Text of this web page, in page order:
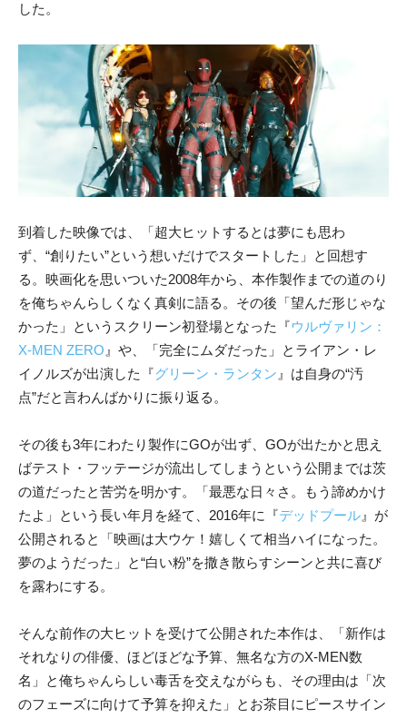
した。
到着した映像では、「超大ヒットするとは夢にも思わ
ず、“創りたい”という想いだけでスタートした」と回想す
る。映画化を思いついた2008年から、本作製作までの道のり
を俺ちゃんらしくなく真剣に語る。その後「望んだ形じゃな
かった」というスクリーン初登場となった『ウルヴァリン：
X-MEN ZERO 』や、「完全にムダだった」とライアン・レ
イノルズが出演した『グリーン・ランタン 』は自身の“汚
点”だと言わんばかりに振り返る。
その後も3年にわたり製作にGOが出ず、GOが出たかと思え
ばテスト・フッテージが流出してしまうという公開までは茨
の道だったと苦労を明かす。「最悪な日々さ。もう諦めかけ
たよ」という長い年月を経て、2016年に『デッドプール 』が
公開されると「映画は大ウケ！嬉しくて相当ハイになった。
夢のようだった」と“白い粉”を撒き散らすシーンと共に喜び
を露わにする。
そんな前作の大ヒットを受けて公開された本作は、「新作は
それなりの俳優、ほどほどな予算、無名な方のX-MEN数
名」と俺ちゃんらしい毒舌を交えながらも、その理由は「次
のフェーズに向けて予算を抑えた」とお茶目にピースサイン